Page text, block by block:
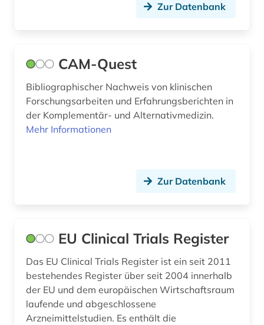
Wirtschaftswissenschaften (0)
Wissenschaftskunde, Forschung, Hochschul-,
Zur Datenbank
CAM-Quest
Bibliographischer Nachweis von klinischen
Forschungsarbeiten und Erfahrungsberichten in
der Komplementär- und Alternativmedizin.
Mehr Informationen
Zur Datenbank
EU Clinical Trials Register
Das EU Clinical Trials Register ist ein seit 2011
bestehendes Register über seit 2004 innerhalb
der EU und dem europäischen Wirtschaftsraum
laufende und abgeschlossene
Arzneimittelstudien. Es enthält die